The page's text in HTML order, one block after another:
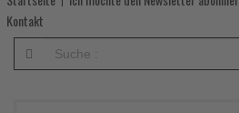
Kreuzfahrt
entlang
Kontakt